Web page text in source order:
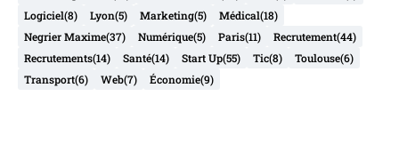
Logiciel(8) Lyon(5) Marketing(5) Médical(18)
Negrier Maxime(37) Numérique(5) Paris(11) Recrutement(44)
Recrutements(14) Santé(14) Start Up(55) Tic(8) Toulouse(6)
Transport(6) Web(7) Économie(9)